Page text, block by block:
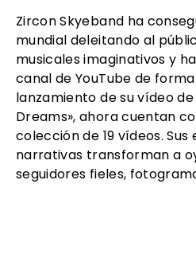
Zircon Skyeband ha
mundial deleitando al
musicales imaginativos y
canal de YouTube de
lanzamiento de su vídeo de
Dreams», ahora cuentan
colección de 19 vídeos.
narrativas transforman a
seguidores fieles,